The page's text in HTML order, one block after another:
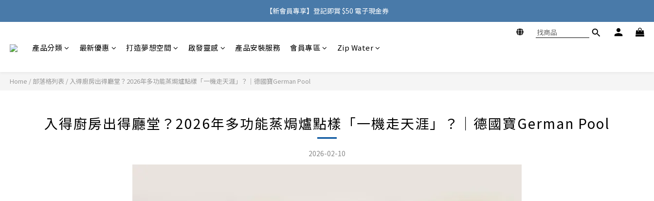
購物滿 HK$500，即可免費享用香港地區送貨服務
【新會員專享】登記即賞 $50 電子現金券
產品分類 最新優惠 打造夢想空間 啟發靈感 產品安裝服務 會員專區 Zip Water
Home / 部落格列表 / 入得廚房出得廳堂？2026年多功能蒸焗爐點樣「一機走天涯」？｜德國寶German Pool
入得廚房出得廳堂？2026年多功能蒸焗爐點樣「一機走天涯」？｜德國寶German Pool
2026-02-10